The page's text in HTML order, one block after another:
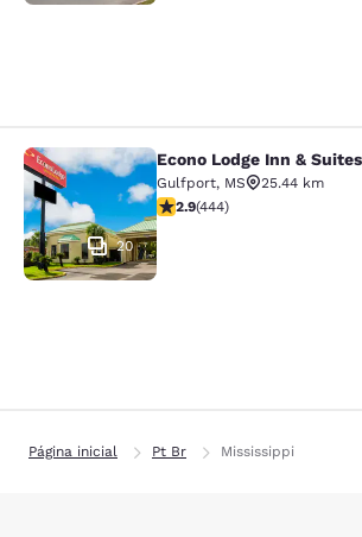
Econo Lodge Inn &
20
Econo Lodge Inn &
Gulfport, MS
25.44 km
classificação 2.9 estrelas.
2.9(444)
Página inicial Pt Br Mississippi